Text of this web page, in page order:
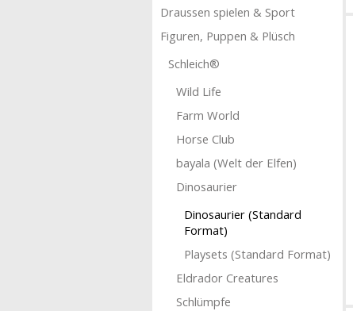
Draussen spielen & Sport
Figuren, Puppen & Plüsch
Schleich®
Wild Life
Farm World
Horse Club
bayala (Welt der Elfen)
Dinosaurier
Dinosaurier (Standard
Format)
Playsets (Standard Format)
Eldrador Creatures
Schlümpfe